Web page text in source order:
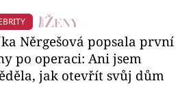
Něrgešová popsala první
po operaci: Ani jsem
jak otevřít svůj dům